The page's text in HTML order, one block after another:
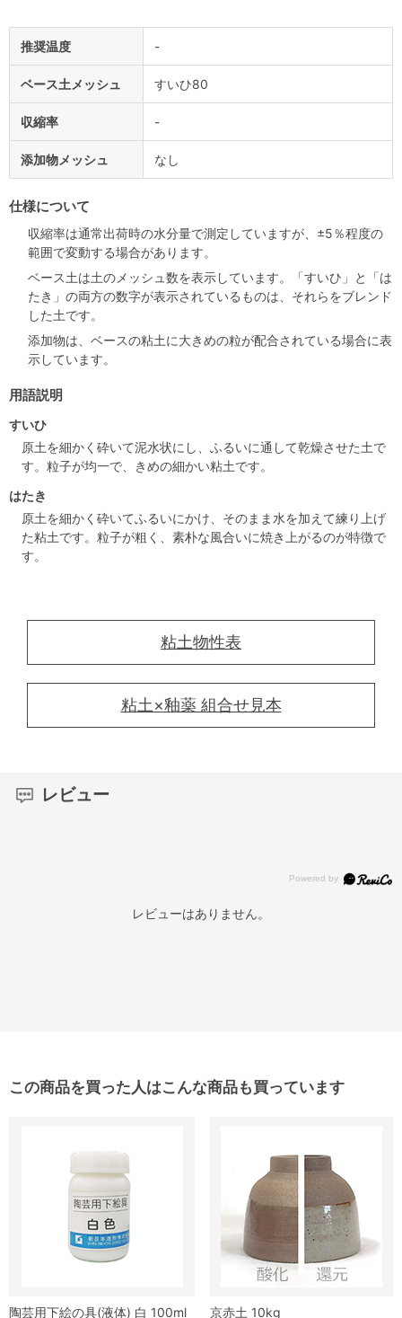
推奨温度 -
ベース土メッシュ すいひ80
収縮率 -
添加物メッシュ なし
仕様について
収縮率は通常出荷時の水分量で測定していますが、±5％程度の
範囲で変動する場合があります。
ベース土は土のメッシュ数を表示しています。「すいひ」と「は
たき」の両方の数字が表示されているものは、それらをブレンド
した土です。
添加物は、ベースの粘土に大きめの粒が配合されている場合に表
示しています。
用語説明
すいひ
原土を細かく砕いて泥水状にし、ふるいに通して乾燥させた土で
す。粒子が均一で、きめの細かい粘土です。
はたき
原土を細かく砕いてふるいにかけ、そのまま水を加えて練り上げ
た粘土です。粒子が粗く、素朴な風合いに焼き上がるのが特徴で
す。
粘土物性表
粘土×釉薬 組合せ見本
レビュー
レビューはありません。
この商品を買った人はこんな商品も買っています
陶芸用下絵の具(液体) 白 100ml 京赤土 10kg